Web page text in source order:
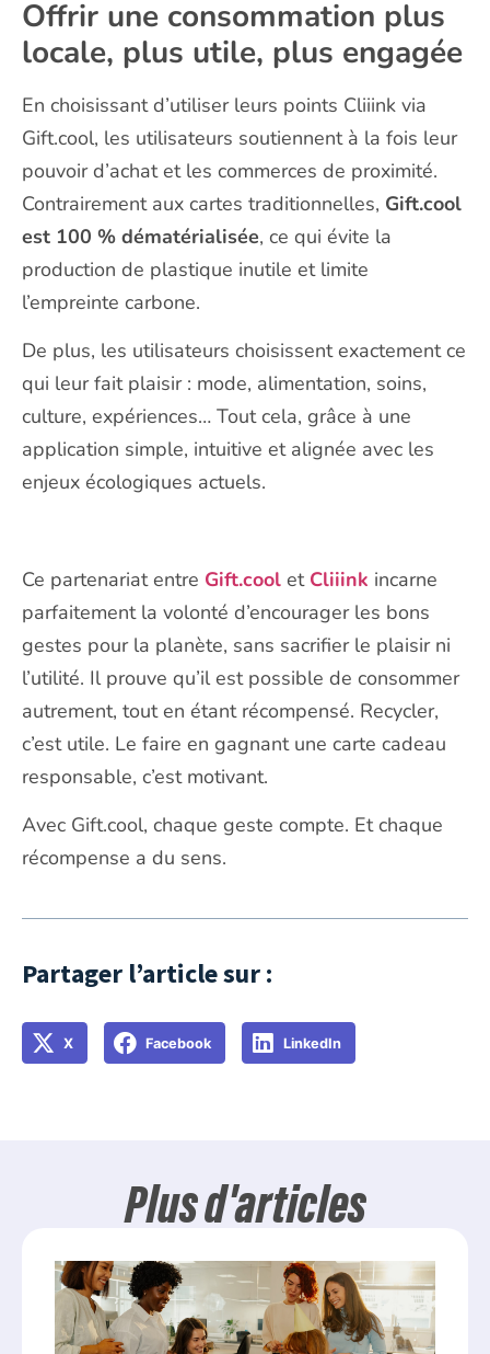
Offrir une consommation plus
locale, plus utile, plus engagée
En choisissant d’utiliser leurs points Cliiink via
Gift.cool, les utilisateurs soutiennent à la fois leur
pouvoir d’achat et les commerces de proximité.
Contrairement aux cartes traditionnelles, Gift.cool
est 100 % dématérialisée, ce qui évite la
production de plastique inutile et limite
l’empreinte carbone.
De plus, les utilisateurs choisissent exactement ce
qui leur fait plaisir : mode, alimentation, soins,
culture, expériences… Tout cela, grâce à une
application simple, intuitive et alignée avec les
enjeux écologiques actuels.
Ce partenariat entre Gift.cool et Cliiink incarne
parfaitement la volonté d’encourager les bons
gestes pour la planète, sans sacrifier le plaisir ni
l’utilité. Il prouve qu’il est possible de consommer
autrement, tout en étant récompensé. Recycler,
c’est utile. Le faire en gagnant une carte cadeau
responsable, c’est motivant.
Avec Gift.cool, chaque geste compte. Et chaque
récompense a du sens.
Partager l’article sur :
X Facebook LinkedIn
Plus d'articles